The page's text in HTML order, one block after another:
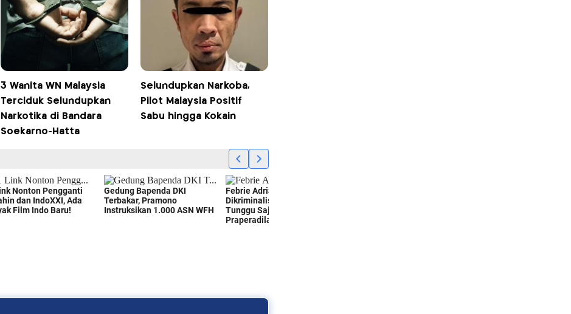
3 Wanita WN Malaysia
Terciduk Selundupkan
Narkotika di Bandara
Soekarno-Hatta
Selundupkan Narkoba,
Pilot Malaysia Positif
Sabu hingga Kokain